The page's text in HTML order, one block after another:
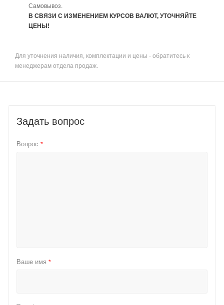
Самовывоз.
В СВЯЗИ С ИЗМЕНЕНИЕМ КУРСОВ ВАЛЮТ, УТОЧНЯЙТЕ
ЦЕНЫ!
Для уточнения наличия, комплектации и цены - обратитесь к
менеджерам отдела продаж.
Задать вопрос
Вопрос *
Ваше имя *